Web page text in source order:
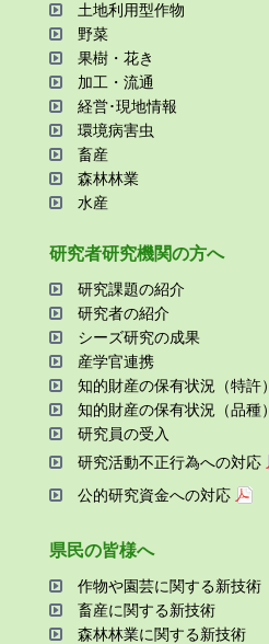
⼟地利⽤型作物
野菜
果樹・花き
加⼯・流通
経営･現地情報
環境病害⾍
畜産
森林林業
⽔産
研究者研究機関の⽅へ
研究課題の紹介
研究者の紹介
シーズ研究の成果
産学官連携
知的財産の保有状況（特許）
知的財産の保有状況（品種）
研究員の受⼊
研究活動不正⾏為への対応
公的研究資金への対応
県⺠の皆様へ
作物や園芸に関する新技術
畜産に関する新技術
森林林業に関する新技術